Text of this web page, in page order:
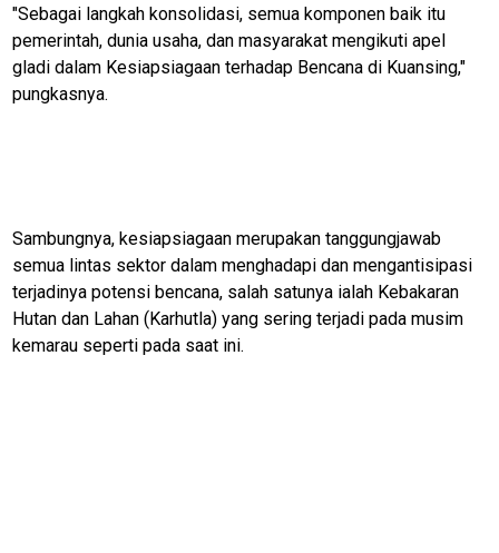
"Sebagai langkah konsolidasi, semua komponen baik itu
pemerintah, dunia usaha, dan masyarakat mengikuti apel
gladi dalam Kesiapsiagaan terhadap Bencana di Kuansing,"
pungkasnya.
Sambungnya, kesiapsiagaan merupakan tanggungjawab
semua lintas sektor dalam menghadapi dan mengantisipasi
terjadinya potensi bencana, salah satunya ialah Kebakaran
Hutan dan Lahan (Karhutla) yang sering terjadi pada musim
kemarau seperti pada saat ini.
M
N
W